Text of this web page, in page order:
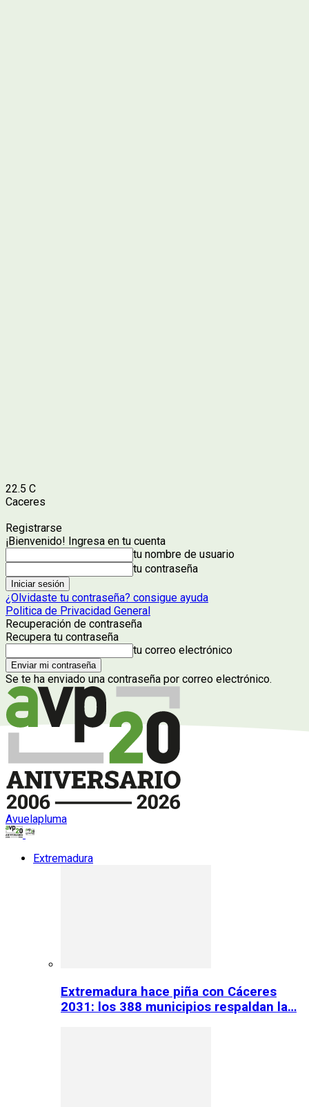
22.5 C
Caceres
Registrarse
¡Bienvenido! Ingresa en tu cuenta
tu nombre de usuario
tu contraseña
¿Olvidaste tu contraseña? consigue ayuda
Politica de Privacidad General
Recuperación de contraseña
Recupera tu contraseña
tu correo electrónico
Se te ha enviado una contraseña por correo electrónico.
Avuelapluma
Extremadura
Extremadura hace piña con Cáceres
2031: los 388 municipios respaldan la…